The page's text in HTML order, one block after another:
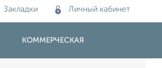
Закладки Личный кабинет
КОММЕРЧЕСКАЯ